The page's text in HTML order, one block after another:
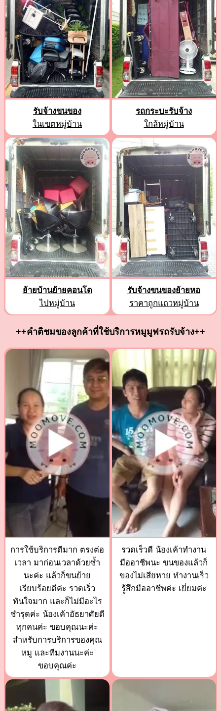
รับจ้างขนของ
ในเขตหมู่บ้าน
รถกระบะรับจ้าง
ใกล้หมู่บ้าน
ย้ายบ้านย้ายคอนโด
ไปหมู่บ้าน
รับจ้างขนของย้ายหอ
ราคาถูกแถวหมู่บ้าน
++คำติชมของลูกค้าที่ใช้บริการหมูมูฟรถรับจ้าง++
การใช้บริการดีมาก ตรงต่อ
เวลา มาก่อนเวลาด้วยซ้ำ
นะค่ะ แล้วก็ขนย้าย
เรียบร้อยดีค่ะ รวดเร็ว
ทันใจมาก และก็ไม่มีอะไร
ชำรุดค่ะ น้องเค้าอัธยาศัยดี
ทุกคนค่ะ ขอบคุณนะค่ะ
สำหรับการบริการของคุณ
หมู และทีมงานนะค่ะ
ขอบคุณค่ะ
รวดเร็วดี น้องเค้าทำงาน
มืออาชีพนะ ขนของแล้วก็
ของไม่เสียหาย ทำงานเร็ว
รู้สึกมืออาชีพค่ะ เยี่ยมค่ะ